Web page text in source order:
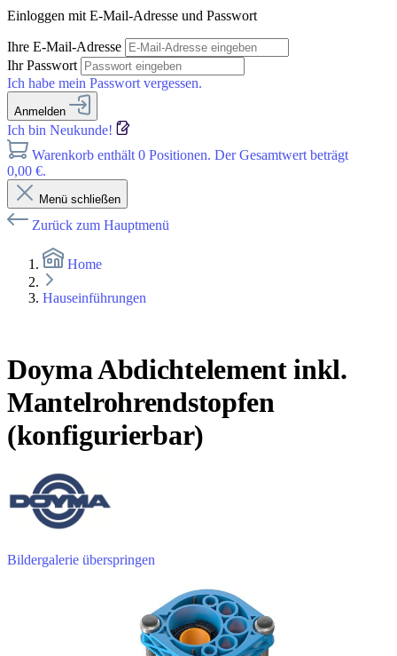
Einloggen mit E-Mail-Adresse und Passwort
Ihre E-Mail-Adresse
Ihr Passwort
Ich habe mein Passwort vergessen.
Anmelden
Ich bin Neukunde!
Warenkorb enthält 0 Positionen. Der Gesamtwert beträgt
0,00 €.
Menü schließen
Zurück zum Hauptmenü
Home
Hauseinführungen
Doyma Abdichtelement inkl.
Mantelrohrendstopfen
(konfigurierbar)
Bildergalerie überspringen